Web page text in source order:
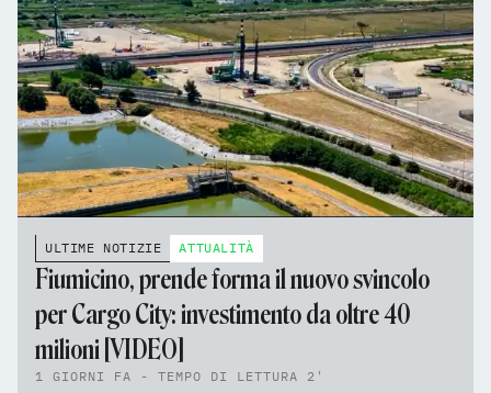
ULTIME NOTIZIE ATTUALITÀ
Fiumicino, prende forma il nuovo svincolo
per Cargo City: investimento da oltre 40
milioni [VIDEO]
1 GIORNI FA - TEMPO DI LETTURA 2'